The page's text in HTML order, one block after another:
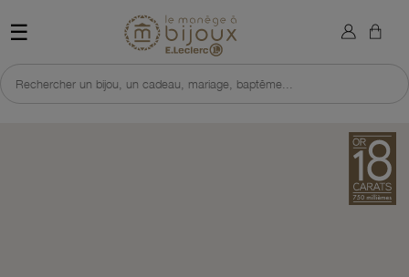
☰ Retour à l'accueil du site
Rechercher un bijou, un cadeau, mariage, baptême...
×